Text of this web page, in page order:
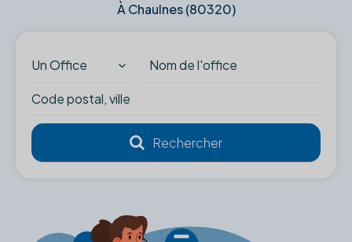
À Chaulnes (80320)
Un Office